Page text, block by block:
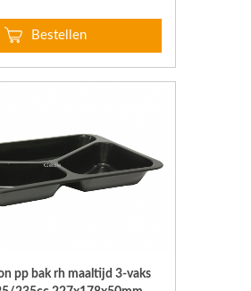
pp bak rh maaltijd 3-vaks